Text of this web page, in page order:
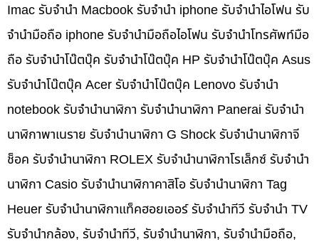
Imac รับจำนำ Macbook รับจำนำ iphone รับจำนำไอโฟน รับ
จำนำมือถือ iphone รับจำนำมือถือไอโฟน รับจำนำโทรศัพท์มือ
ถือ รับจำนำโน๊ตบุ๊ค รับจำนำโน๊ตบุ๊ค HP รับจำนำโน๊ตบุ๊ค Asus
รับจำนำโน๊ตบุ๊ค Acer รับจำนำโน๊ตบุ๊ค Lenovo รับจำนำ
notebook รับจำนำนาฬิกา รับจำนำนาฬิกา Panerai รับจำนำ
นาฬิกาพาเนราย รับจำนำนาฬิกา G Shock รับจำนำนาฬิกาจี
ช็อค รับจำนำนาฬิกา ROLEX รับจำนำนาฬิกาโรเล็กซ์ รับจำนำ
นาฬิกา Casio รับจำนำนาฬิกาคาสิโอ รับจำนำนาฬิกา Tag
Heuer รับจำนำนาฬิกาแท็คฮอยเออร์ รับจำนำทีวี รับจำนำ TV
รับจำนำกล้อง, รับจำนำทีวี, รับจำนำนาฬิกา, รับจำนำมือถือ,